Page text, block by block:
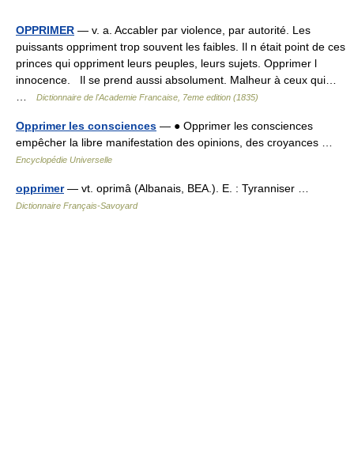
OPPRIMER — v. a. Accabler par violence, par autorité. Les
puissants oppriment trop souvent les faibles. Il n était point de ces
princes qui oppriment leurs peuples, leurs sujets. Opprimer l
innocence. Il se prend aussi absolument. Malheur à ceux qui…
…
Dictionnaire de l'Academie Francaise, 7eme edition (1835)
Opprimer les consciences — ● Opprimer les consciences
empêcher la libre manifestation des opinions, des croyances …
Encyclopédie Universelle
opprimer— vt. oprimâ (Albanais, BEA.). E. : Tyranniser …
Dictionnaire Français-Savoyard